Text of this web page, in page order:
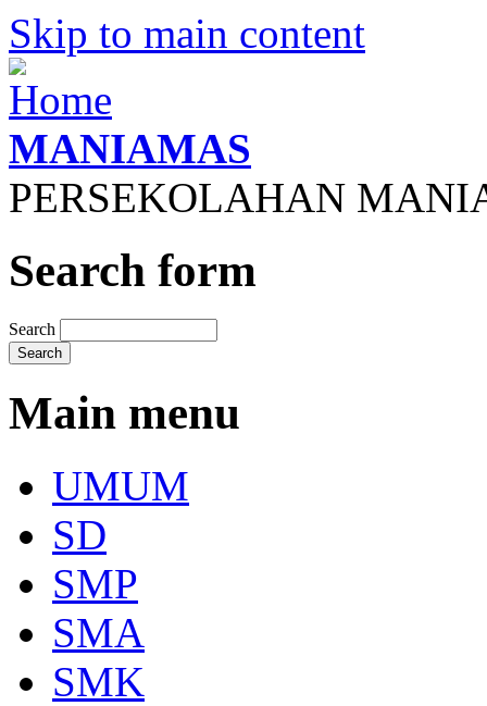
Skip to main content
MANIAMAS
PERSEKOLAHAN
Search form
Search
Main menu
UMUM
SD
SMP
SMA
SMK